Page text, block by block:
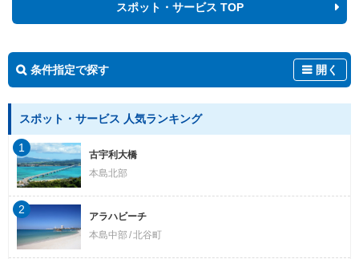
スポット・サービス TOP
条件指定で探す 開く
スポット・サービス 人気ランキング
古宇利大橋
本島北部
1
アラハビーチ
本島中部 北谷町
2